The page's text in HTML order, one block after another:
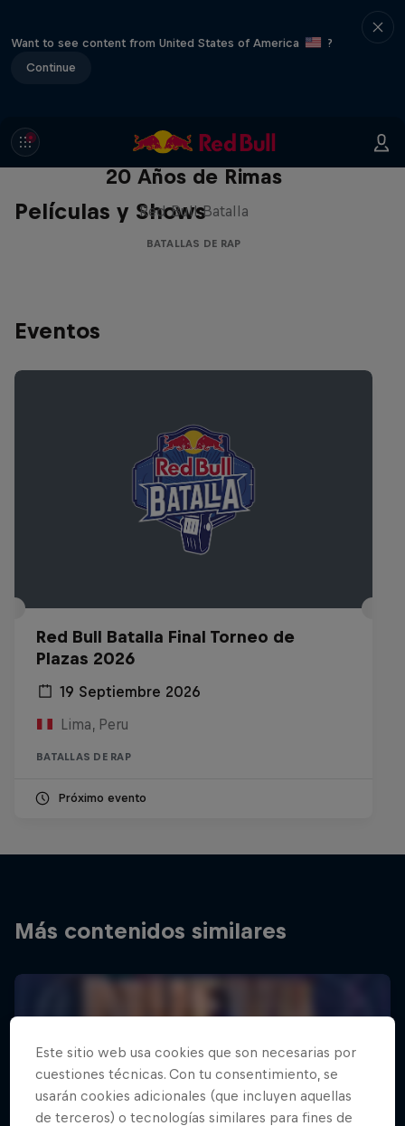
Want to see content from United States of America
?
Continue
Películas y Shows
Red Bull Batalla Nueva Historia:
20 Años de Rimas
Red Bull Batalla
BATALLAS DE RAP
Eventos
Red Bull Batalla Final Torneo de
Plazas 2026
19 Septiembre 2026
Lima, Peru
BATALLAS DE RAP
Próximo evento
Más contenidos similares
Este sitio web usa cookies que son necesarias por
cuestiones técnicas. Con tu consentimiento, se
usarán cookies adicionales (que incluyen aquellas
de terceros) o tecnologías similares para fines de